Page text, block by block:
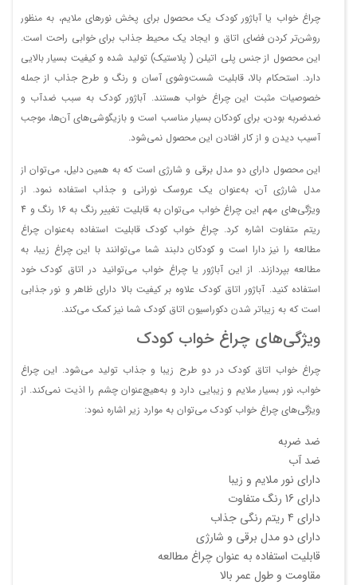
چراغ خواب یا آباژور کودک یک محصول برای پخش نورهای ملایم، به منظور
روشن‌تر کردن فضای اتاق و ایجاد یک محیط جذاب برای خوابی راحت است.
این محصول از جنس پلی اتیلن ( پلاستیک) تولید شده و کیفیت بسیار بالایی
دارد. استحکام بالا، قابلیت شست‌وشوی آسان و رنگ و طرح جذاب از جمله
خصوصیات مثبت این چراغ خواب هستند. آباژور کودک به سبب ضدآب و
ضدضربه بودن، برای کودکان بسیار مناسب است و بازیگوشی‌های آن‌ها، موجب
آسیب دیدن و از کار افتادن این محصول نمی‌شود.
این محصول دارای دو مدل برقی و شارژی است که به همین دلیل، می‌توان از
مدل شارژی آن، به‌عنوان یک عروسک نورانی و جذاب استفاده نمود. از
ویژگی‌های مهم این چراغ خواب می‌توان به قابلیت تغییر رنگ به 16 رنگ و 4
ریتم متفاوت اشاره کرد. چراغ خواب کودک قابلیت استفاده به‌عنوان چراغ
مطالعه را نیز دارا است و کودکان دلبند شما می‌توانند با این چراغ زیبا، به
مطالعه بپردازند. از این آباژور یا چراغ خواب می‌توانید در اتاق کودک خود
استفاده کنید. آباژور اتاق کودک علاوه بر کیفیت بالا دارای ظاهر و نور جذابی
است که به زیباتر شدن دکوراسیون اتاق کودک شما نیز کمک می‌کند.
ویژگی‌های چراغ خواب کودک
چراغ خواب اتاق کودک در دو طرح زیبا و جذاب تولید می‌شود. این چراغ
خواب، نور بسیار ملایم و زیبایی دارد و به‌هیچ‌عنوان چشم را اذیت نمی‌کند. از
ویژگی‌های چراغ خواب کودک می‌توان به موارد زیر اشاره نمود:
ضد ضربه
ضد آب
دارای نور ملایم و زیبا
دارای 16 رنگ متفاوت
دارای 4 ریتم رنگی جذاب
دارای دو مدل برقی و شارژی
قابلیت استفاده به عنوان چراغ مطالعه
مقاومت و طول عمر بالا